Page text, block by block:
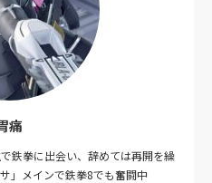
痛
鉄拳に出会い、辞めては再開を繰
」メインで鉄拳8でも奮闘中